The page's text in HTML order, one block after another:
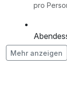
pro
2 Gang
pro Person
Mehr anzeigen